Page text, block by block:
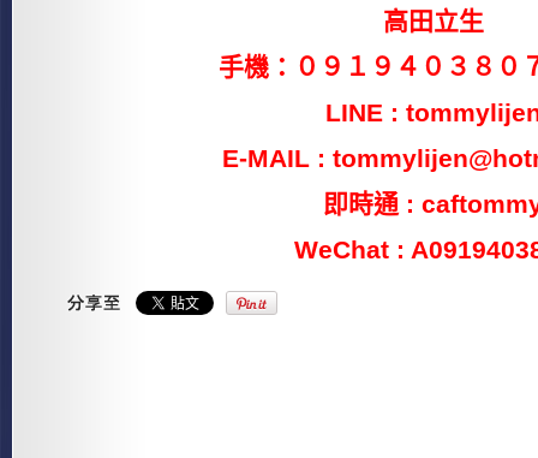
高田立生
手機：０９１９４０３８０
LINE :
E-MAIL :
即時通 :
WeChat :